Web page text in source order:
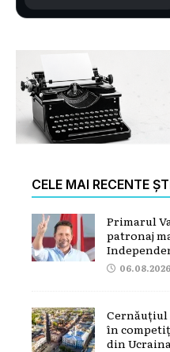
CELE MAI RECENTE
Primarul
patronaj
06.08.2026
Cernăuțiul
în
din Ucraina